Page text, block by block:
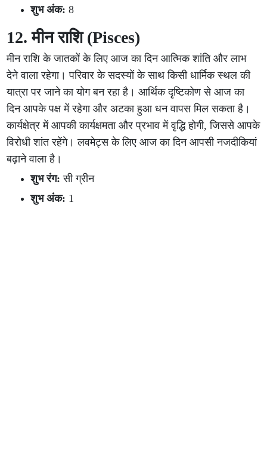
शुभ अंक: 8
12. मीन राशि (Pisces)
मीन राशि के जातकों के लिए आज का दिन आत्मिक शांति और लाभ
देने वाला रहेगा। परिवार के सदस्यों के साथ किसी धार्मिक स्थल की
यात्रा पर जाने का योग बन रहा है। आर्थिक दृष्टिकोण से आज का
दिन आपके पक्ष में रहेगा और अटका हुआ धन वापस मिल सकता है।
कार्यक्षेत्र में आपकी कार्यक्षमता और प्रभाव में वृद्धि होगी, जिससे आपके
विरोधी शांत रहेंगे। लवमेट्स के लिए आज का दिन आपसी नजदीकियां
बढ़ाने वाला है।
शुभ रंग: सी ग्रीन
शुभ अंक: 1